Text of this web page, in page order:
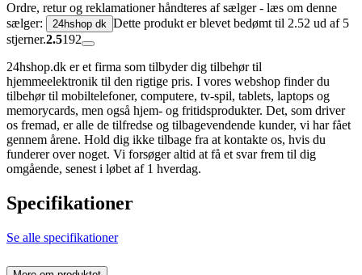
Ordre, retur og reklamationer håndteres af sælger - læs om denne
sælger:
24hshop dk Dette produkt er blevet bedømt til 2.52 ud af 5
stjerner.2.5192
24hshop.dk er et firma som tilbyder dig tilbehør til
hjemmeelektronik til den rigtige pris. I vores webshop finder du
tilbehør til mobiltelefoner, computere, tv-spil, tablets, laptops og
memorycards, men også hjem- og fritidsprodukter. Det, som driver
os fremad, er alle de tilfredse og tilbagevendende kunder, vi har fået
gennem årene. Hold dig ikke tilbage fra at kontakte os, hvis du
funderer over noget. Vi forsøger altid at få et svar frem til dig
omgående, senest i løbet af 1 hverdag.
Specifikationer
Se alle specifikationer